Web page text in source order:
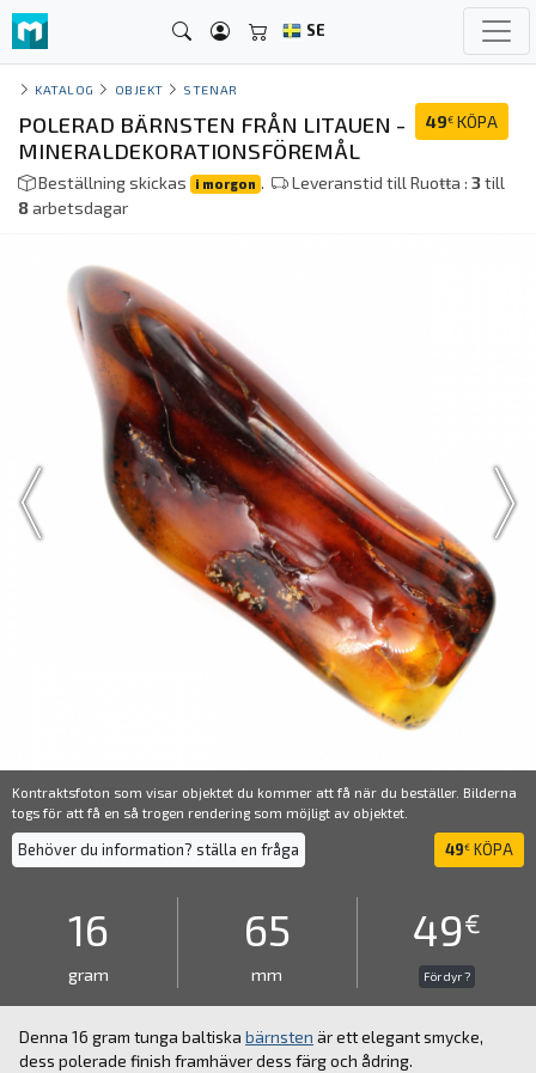
SE
KATALOG OBJEKT STENAR
49€ KÖPA
POLERAD BÄRNSTEN FRÅN LITAUEN -
MINERALDEKORATIONSFÖREMÅL
Beställning skickas i morgon . Leveranstid till Ruoŧŧa :3till
8arbetsdagar
Kontraktsfoton som visar objektet du kommer att få när du beställer. Bilderna
togs för att få en så trogen rendering som möjligt av objektet.
Behöver du information? ställa en fråga 49€ KÖPA
16
gram
65
mm
49€
För dyr ?
Denna 16 gram tunga baltiska bärnsten är ett elegant smycke,
dess polerade finish framhäver dess färg och ådring.